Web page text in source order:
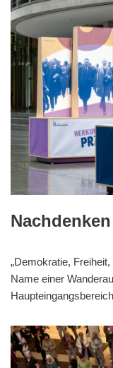
„Demokratie,
Name einer